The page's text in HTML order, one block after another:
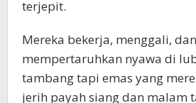
terjepit.
Mereka bekerja, menggali, dan
mempertaruhkan nyawa di
tambang tapi emas yang
jerih payah siang dan malam